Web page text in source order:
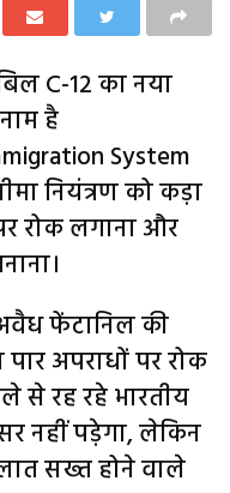
C-12 का नया
है
System
नियंत्रण को कड़ा
रोक लगाना और
फेंटानिल की
पार अपराधों पर रोक
से रह रहे भारतीय
नहीं पड़ेगा, लेकिन
सख्त होने वाले